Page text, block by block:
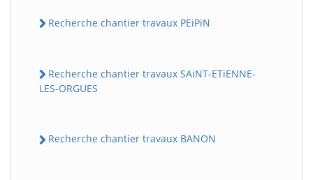
Recherche chantier travaux PEiPiN
Recherche chantier travaux SAiNT-ETiENNE-
LES-ORGUES
Recherche chantier travaux BANON